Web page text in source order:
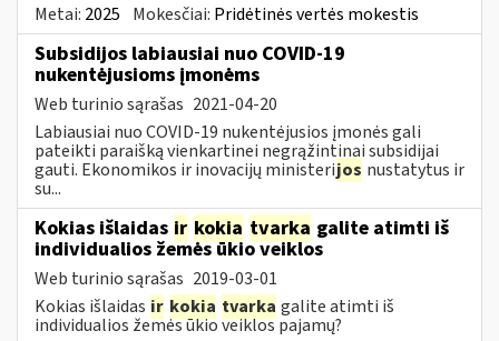
Metai: 2025 Mokesčiai: Pridėtinės vertės mokestis
Subsidijos labiausiai nuo COVID-19
nukentėjusioms įmonėms
Web turinio sąrašas 2021-04-20
Labiausiai nuo COVID-19 nukentėjusios įmonės gali
pateikti paraišką vienkartinei negrąžintinai subsidijai
gauti. Ekonomikos ir inovacijų ministerijos nustatytus ir
su...
Kokias išlaidas ir kokia tvarka galite atimti iš
individualios žemės ūkio veiklos
Web turinio sąrašas 2019-03-01
Kokias išlaidas ir kokia tvarka galite atimti iš
individualios žemės ūkio veiklos pajamų?